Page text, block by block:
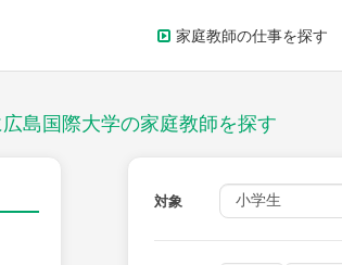
家庭教師の仕事を探す
島国際大学の家庭教師を探す
対象